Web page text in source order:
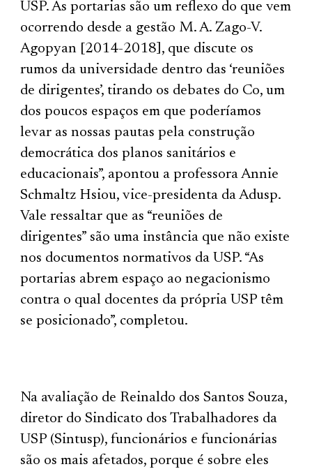
USP. As portarias são um reflexo do que vem
ocorrendo desde a gestão M. A. Zago-V.
Agopyan [2014-2018], que discute os
rumos da universidade dentro das ‘reuniões
de dirigentes’, tirando os debates do Co, um
dos poucos espaços em que poderíamos
levar as nossas pautas pela construção
democrática dos planos sanitários e
educacionais”, apontou a professora Annie
Schmaltz Hsiou, vice-presidenta da Adusp.
Vale ressaltar que as “reuniões de
dirigentes” são uma instância que não existe
nos documentos normativos da USP. “As
portarias abrem espaço ao negacionismo
contra o qual docentes da própria USP têm
se posicionado”, completou.
Na avaliação de Reinaldo dos Santos Souza,
diretor do Sindicato dos Trabalhadores da
USP (Sintusp), funcionários e funcionárias
são os mais afetados, porque é sobre eles